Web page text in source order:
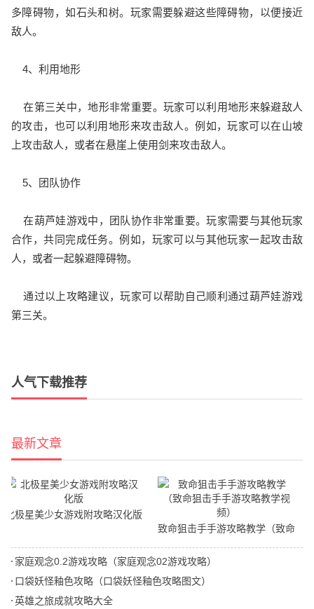
多障碍物，如石头和树。玩家需要躲避这些障碍物，以便接近
敌人。
4、利用地形
在第三关中，地形非常重要。玩家可以利用地形来躲避敌人
的攻击，也可以利用地形来攻击敌人。例如，玩家可以在山坡
上攻击敌人，或者在悬崖上使用剑来攻击敌人。
5、团队协作
在葫芦娃游戏中，团队协作非常重要。玩家需要与其他玩家
合作，共同完成任务。例如，玩家可以与其他玩家一起攻击敌
人，或者一起躲避障碍物。
通过以上攻略建议，玩家可以帮助自己顺利通过葫芦娃游戏
第三关。
人气下载推荐
最新文章
北极星美少女游戏附攻略汉化版
致命狙击手手游攻略教学（致命
狙击手手游攻略教学视频）
家庭观念0.2游戏攻略（家庭观念02游戏攻略）
口袋妖怪釉色攻略（口袋妖怪釉色攻略图文）
英雄之旅成就攻略大全